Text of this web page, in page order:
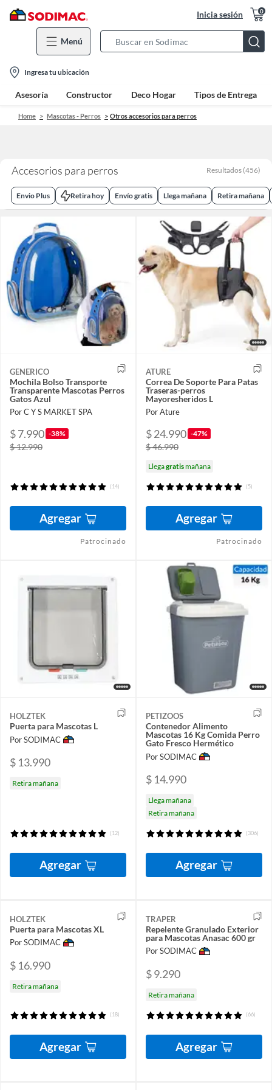
Inicia sesión 0
Menú
Bar
location-
icon
Ingresa tu ubicación
Asesoría Constructor Deco Hogar Tipos de Entrega
Home Mascotas - Perros Otros accesorios para perros
Accesorios para perros Resultados (456)
Envio Plus Retira hoy Envío gratis Llega mañana Retira mañana
GENERICO
Mochila Bolso Transporte
Transparente Mascotas Perros
Gatos Azul
Por C Y S MARKET SPA
$ 7.990 -38%
$ 12.990
(14)
Agregar
Patrocinado
ATURE
Correa De Soporte Para Patas
Traseras-perros
Mayoresheridos L
Por Ature
$ 24.990 -47%
$ 46.990
Llegagratismañana
(5)
Agregar
Patrocinado
HOLZTEK
Puerta para Mascotas L
Por SODIMAC
$ 13.990
Retira mañana
(12)
Agregar
PETIZOOS
Contenedor Alimento
Mascotas 16 Kg Comida Perro
Gato Fresco Hermético
Por SODIMAC
$ 14.990
Llega mañana
Retira mañana
(306)
Agregar
HOLZTEK
Puerta para Mascotas XL
Por SODIMAC
$ 16.990
Retira mañana
(18)
Agregar
TRAPER
Repelente Granulado Exterior
para Mascotas Anasac 600 gr
Por SODIMAC
$ 9.290
Retira mañana
(66)
Agregar